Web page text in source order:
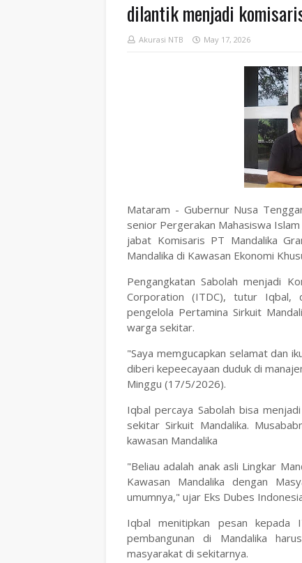
dilantik menjadi
Akurasi NTB May 17, 2026
Mataram - Gubernur Nusa
senior Pergerakan Mahasiswa
jabat Komisaris PT Mandalika
Mandalika di Kawasan Ekonomi
Pengangkatan Sabolah menjadi
Corporation (ITDC), tutur Iqbal,
pengelola Pertamina Sirkuit
warga sekitar.
"Saya memgucapkan selamat dan
diberi kepeecayaan duduk di
Minggu (17/5/2026).
Iqbal percaya Sabolah bisa
sekitar Sirkuit Mandalika.
kawasan Mandalika
"Beliau adalah anak asli Lingkar
Kawasan Mandalika dengan
umumnya," ujar Eks Dubes
Iqbal menitipkan pesan
pembangunan di Mandalika
masyarakat di sekitarnya.